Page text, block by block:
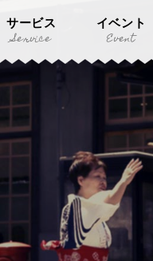
サービス
Service
イベント
Event